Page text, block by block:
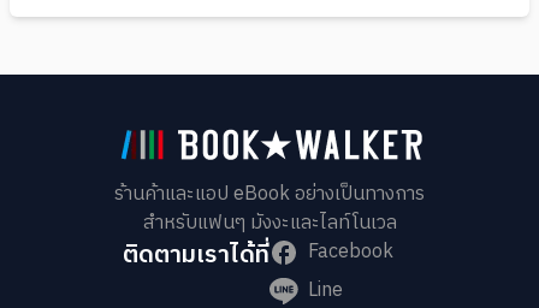
ร้านค้าและแอป eBook อย่างเป็นทางการ
สำหรับแฟนๆ มังงะและไลท์โนเวล
ติดตามเราได้ที่
Facebook
Line